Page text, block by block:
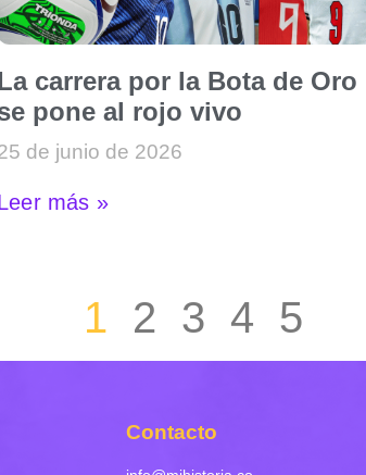
carrera por la Bota de Oro
pone al rojo vivo
de junio de 2026
más »
1 2 3 4 5
Contacto